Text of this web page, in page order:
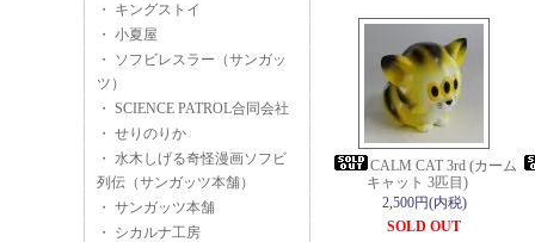
・ キングストイ
・ 小夏屋
・ ソフビレスラー（サンガッ
ツ）
・ SCIENCE PATROL合同会社
・ せりのりか
・ 水木しげる奇怪漫画ソフビ
列伝（サンガッツ本舗）
・ サンガッツ本舗
・ シカルナ工房
CALM CAT 3rd (カーム
キャット 3匹目)
2,500円(内税)
SOLD OUT